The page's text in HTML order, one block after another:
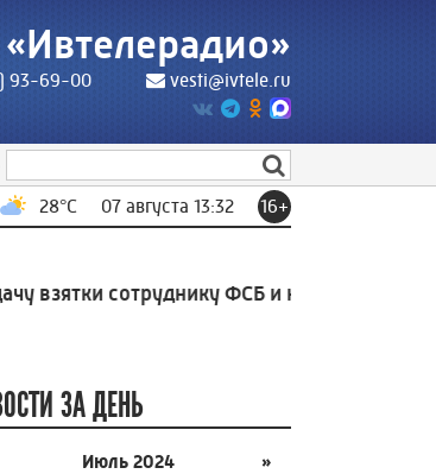
93-69-00 vesti@ivtele.ru
28°C 07 августа 13:32 16+
взятки сотруднику ФСБ и незаконную
ЗА ДЕНЬ
Июль 2024
»